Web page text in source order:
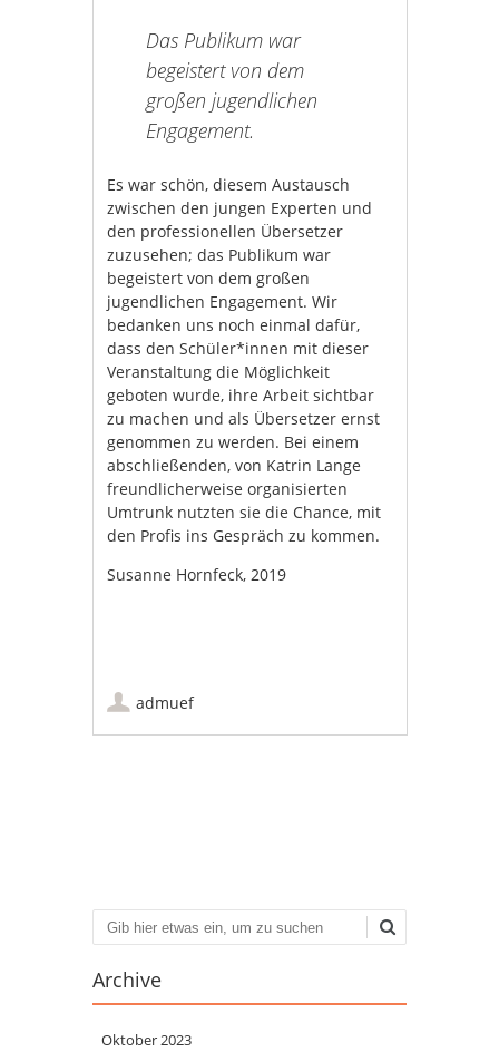
Das Publikum war
begeistert von dem
großen jugendlichen
Engagement.
Es war schön, diesem Austausch
zwischen den jungen Experten und
den professionellen Übersetzer
zuzusehen; das Publikum war
begeistert von dem großen
jugendlichen Engagement. Wir
bedanken uns noch einmal dafür,
dass den Schüler*innen mit dieser
Veranstaltung die Möglichkeit
geboten wurde, ihre Arbeit sichtbar
zu machen und als Übersetzer ernst
genommen zu werden. Bei einem
abschließenden, von Katrin Lange
freundlicherweise organisierten
Umtrunk nutzten sie die Chance, mit
den Profis ins Gespräch zu kommen.
Susanne Hornfeck, 2019
admuef
Suchen
Archive
Oktober 2023